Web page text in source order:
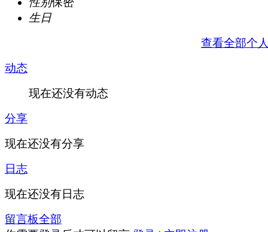
生日
查看全部个
动态
现在还没有动态
分享
现在还没有分享
日志
现在还没有日志
留言板全部